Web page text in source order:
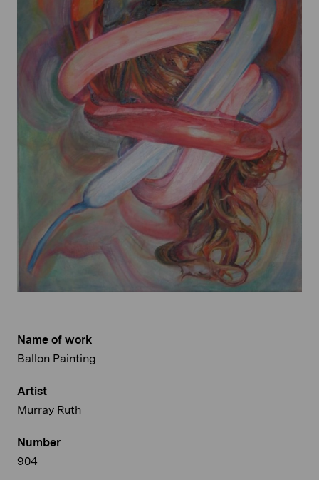
Name of work
Ballon Painting
Artist
Murray Ruth
Number
904